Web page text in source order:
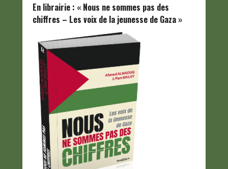
En librairie : « Nous ne sommes pas des
chiffres – Les voix de la jeunesse de Gaza »